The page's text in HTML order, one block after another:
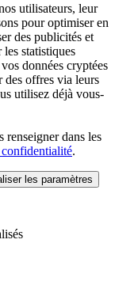
utilisateurs, leur
pour optimiser en
des publicités et
statistiques
données cryptées
des offres via leurs
utilisez déjà vous-
dans les
.
les paramètres